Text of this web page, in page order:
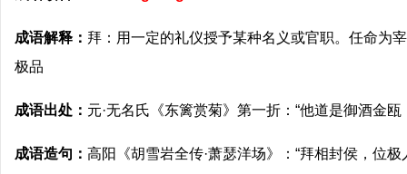
成语解释： 拜：用一定的礼仪授予某种名义或官职。任命为
极品
成语出处： 元·无名氏《东篱赏菊》第一折：“他道是御酒金
成语造句： 高阳《胡雪岩全传·萧瑟洋场》：“拜相封侯，位